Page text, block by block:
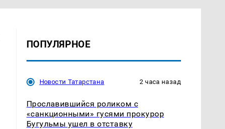
ПОПУЛЯРНОЕ
Новости Татарстана 2 часа назад
Прославившийся роликом с
«санкционными» гусями прокурор
Бугульмы ушел в отставку